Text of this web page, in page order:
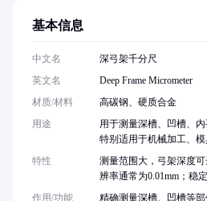
基本信息
中文名
深弓架千分尺
英文名
Deep Frame Micrometer
材质/材料
高碳钢、硬质合金
用途
用于测量深槽、凹槽、
特别适用于机械加工、模
特性
测量范围大，弓架深度
辨率通常为0.01mm；稳
作用/功能
精确测量深槽、凹槽等部